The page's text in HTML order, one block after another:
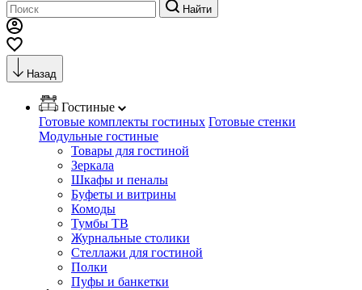
Найти
Назад
Гостиные
Готовые комплекты гостиных Готовые стенки
Модульные гостиные
Товары для гостиной
Зеркала
Шкафы и пеналы
Буфеты и витрины
Комоды
Тумбы ТВ
Журнальные столики
Стеллажи для гостиной
Полки
Пуфы и банкетки